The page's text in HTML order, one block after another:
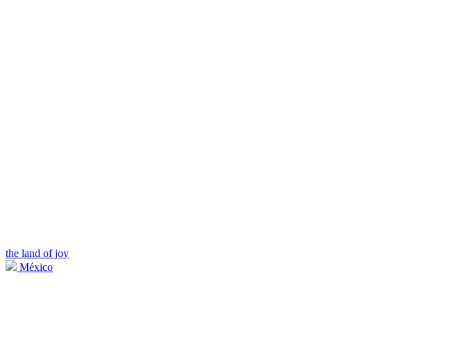
the land of joy
México